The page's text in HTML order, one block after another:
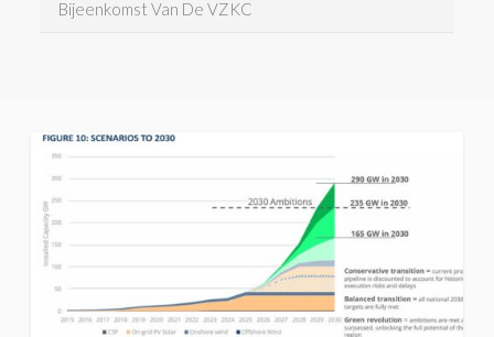
Bijeenkomst Van De VZKC